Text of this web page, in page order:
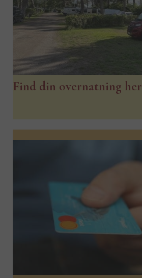
Find din overnatning her